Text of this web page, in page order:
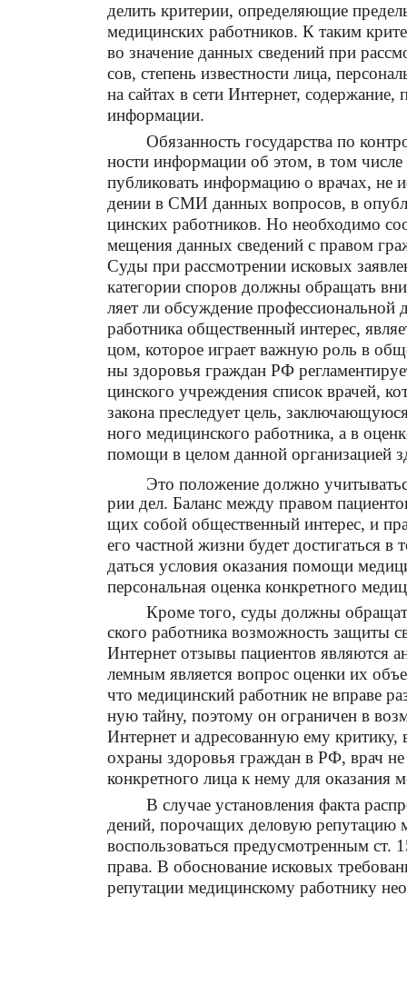
делить критерии, определяющие
медицинских работников. К таким
во значение данных сведений при
сов, степень известности лица,
на сайтах в сети Интернет,
информации.
Обязанность государства по
ности информации об этом, в том
публиковать информацию о врачах, не
дении в СМИ данных вопросов, в
цинских работников. Но необходимо
мещения данных сведений с правом
Суды при рассмотрении исковых
категории споров должны обращать
ляет ли обсуждение профессиональной
работника общественный интерес,
цом, которое играет важную роль в
ны здоровья граждан РФ
цинского учреждения список врачей,
закона преследует цель,
ного медицинского работника, а в
помощи в целом данной организацией
Это положение должно
рии дел. Баланс между правом
щих собой общественный интерес, и
его частной жизни будет достигаться
даться условия оказания помощи
персональная оценка конкретного
Кроме того, суды должны
ского работника возможность защиты
Интернет отзывы пациентов являются
лемным является вопрос оценки их
что медицинский работник не вправе
ную тайну, поэтому он ограничен в
Интернет и адресованную ему критику,
охраны здоровья граждан в РФ, врач
конкретного лица к нему для
В случае установления факта
дений, порочащих деловую репутацию
воспользоваться предусмотренным
права. В обоснование исковых
репутации медицинскому работнику